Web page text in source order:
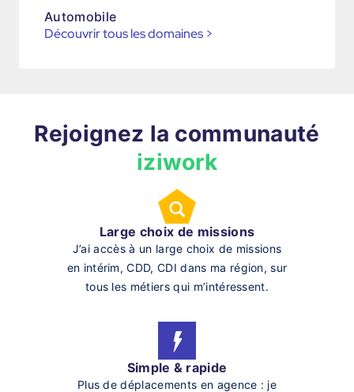
Automobile
Découvrir tous les domaines >
Rejoignez la communauté
iziwork
Large choix de missions
J’ai accès à un large choix de missions
en intérim, CDD, CDI dans ma région, sur
tous les métiers qui m’intéressent.
Simple & rapide
Plus de déplacements en agence : je